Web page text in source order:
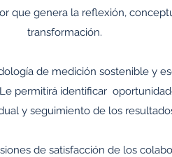
que genera la reflexión,
transformación.
de medición sostenible y
permitirá identificar
y seguimiento de los
de satisfacción de los